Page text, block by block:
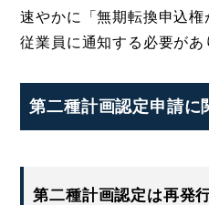
速やかに「無期転換申込
従業員に通知する必要があ
第二種計画認定申請に
第二種計画認定は再発